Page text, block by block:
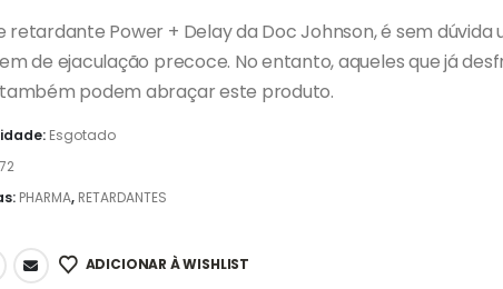
retardante Power + Delay da Doc Johnson, é sem dúvida
de ejaculação precoce. No entanto, aqueles que já
podem abraçar este produto.
Esgotado
PHARMA, RETARDANTES
ADICIONAR À WISHLIST